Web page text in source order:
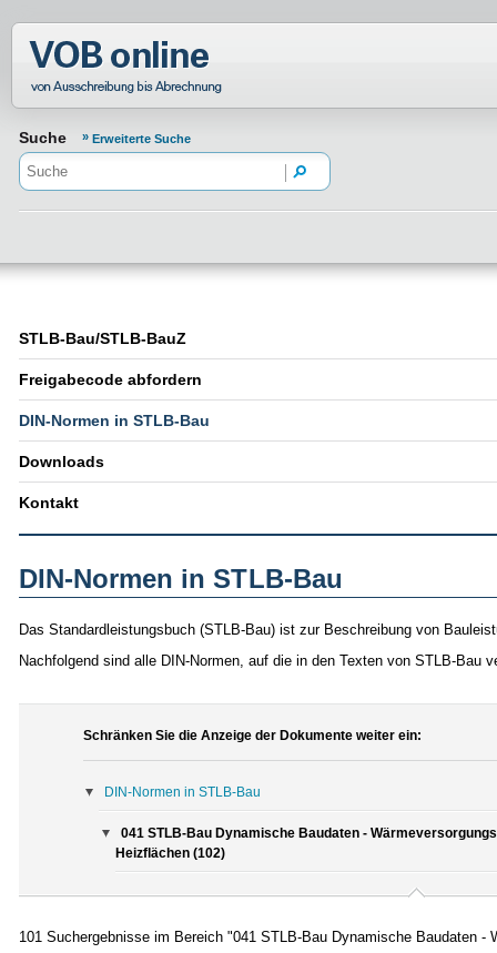
Normenportal Barrierefreiheit
Suche Erweiterte Suche
STLB-Bau/STLB-BauZ
Freigabecode abfordern
DIN-Normen in STLB-Bau
Downloads
Kontakt
DIN-Normen in STLB-Bau
Das Standardleistungsbuch (STLB-Bau) ist zur Beschreibung von
Nachfolgend sind alle DIN-Normen, auf die in den Texten von STLB-
Schränken Sie die Anzeige der Dokumente weiter ein:
DIN-Normen in STLB-Bau
041 STLB-Bau Dynamische Baudaten -
Heizflächen (102)
101 Suchergebnisse im Bereich "041 STLB-Bau Dynamische Baudaten -